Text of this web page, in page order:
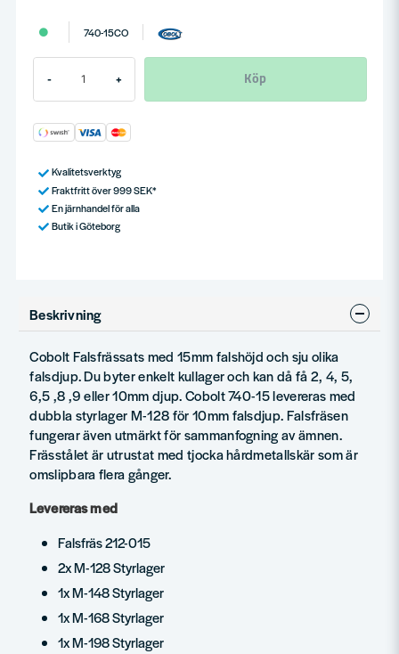
740-15CO
- + Köp
Kvalitetsverktyg
Fraktfritt över 999 SEK*
En järnhandel för alla
Butik i Göteborg
Beskrivning
Cobolt Falsfrässats med 15mm falshöjd och sju olika
falsdjup. Du byter enkelt kullager och kan då få 2, 4, 5,
6,5 ,8 ,9 eller 10mm djup. Cobolt 740-15 levereras med
dubbla styrlager M-128 för 10mm falsdjup. Falsfräsen
fungerar även utmärkt för sammanfogning av ämnen.
Frässtålet är utrustat med tjocka hårdmetallskär som är
omslipbara flera gånger.
Levereras med
Falsfräs 212-015
2x M-128 Styrlager
1x M-148 Styrlager
1x M-168 Styrlager
1x M-198 Styrlager